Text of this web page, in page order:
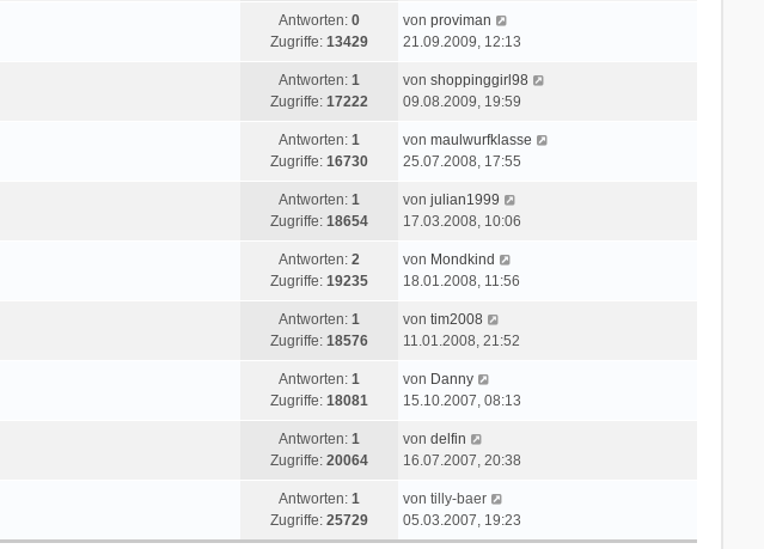
r
a
i
r
a
r
B
i
r
a
z
t
r
B
i
r
a
Antworten: 0
Zugriffe: 13429
L
e
z
t
r
B
i
r
a
von proviman
21.09.2009, 12:13
Antworten: 1
Zugriffe: 17222
L
e
z
t
r
B
i
r
a
von shoppinggirl98
09.08.2009, 19:59
Antworten: 1
Zugriffe: 16730
L
e
z
t
r
B
i
r
a
von maulwurfklasse
25.07.2008, 17:55
Antworten: 1
Zugriffe: 18654
L
e
z
t
r
B
i
r
a
von julian1999
17.03.2008, 10:06
Antworten: 2
Zugriffe: 19235
L
e
z
t
r
B
i
r
a
g
von Mondkind
18.01.2008, 11:56
Antworten: 1
Zugriffe: 18576
L
e
z
t
r
B
i
von tim2008
11.01.2008, 21:52
Antworten: 1
Zugriffe: 18081
L
e
z
t
r
B
von Danny
15.10.2007, 08:13
Antworten: 1
Zugriffe: 20064
L
e
z
t
e
von delfin
16.07.2007, 20:38
Antworten: 1
Zugriffe: 25729
L
e
t
von tilly-baer
05.03.2007, 19:23